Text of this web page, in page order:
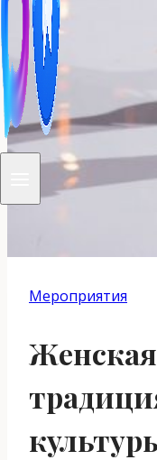
Мероприятия
Женская